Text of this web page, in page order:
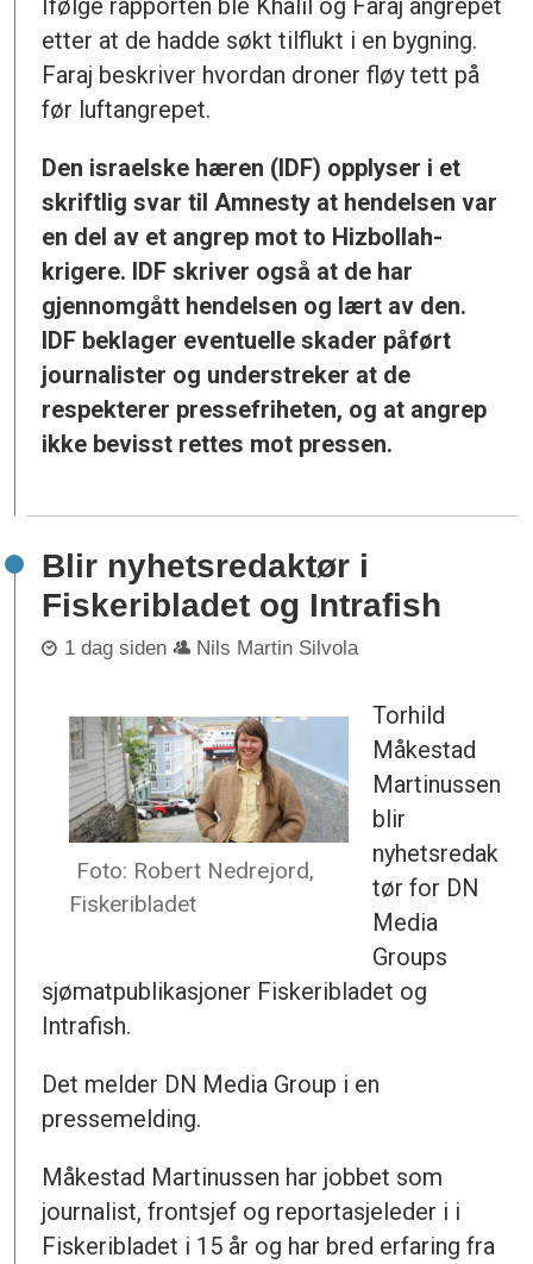
Ifølge rapporten ble Khalil og Faraj angrepet
etter at de hadde søkt tilflukt i en bygning.
Faraj beskriver hvordan droner fløy tett på
før luftangrepet.
Den israelske hæren (IDF) opplyser i et
skriftlig svar til Amnesty at hendelsen var
en del av et angrep mot to Hizbollah-
krigere. IDF skriver også at de har
gjennomgått hendelsen og lært av den.
IDF beklager eventuelle skader påført
journalister og understreker at de
respekterer pressefriheten, og at angrep
ikke bevisst rettes mot pressen.
Blir nyhetsredaktør i
Fiskeribladet og Intrafish
1 dag siden Nils Martin Silvola
Foto: Robert Nedrejord,
Fiskeribladet
Torhild
Måkestad
Martinussen
blir
nyhetsredak
tør for DN
Media
Groups
sjømatpublikasjoner Fiskeribladet og
Intrafish.
Det melder DN Media Group i en
pressemelding.
Måkestad Martinussen har jobbet som
journalist, frontsjef og reportasjeleder i i
Fiskeribladet i 15 år og har bred erfaring fra